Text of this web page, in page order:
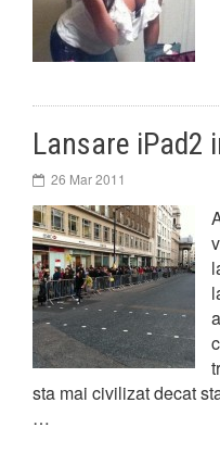
Lansare iPad2
26 Mar 2011
sta mai civilizat decat
…